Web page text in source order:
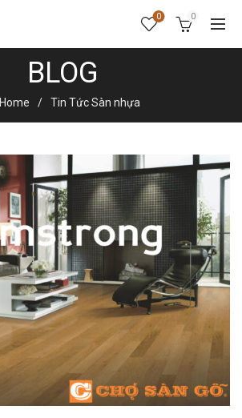
0 0
BLOG
Home Tin Tức Sàn nhựa